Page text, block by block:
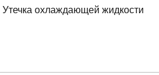
Утечка охлаждающей жидкости